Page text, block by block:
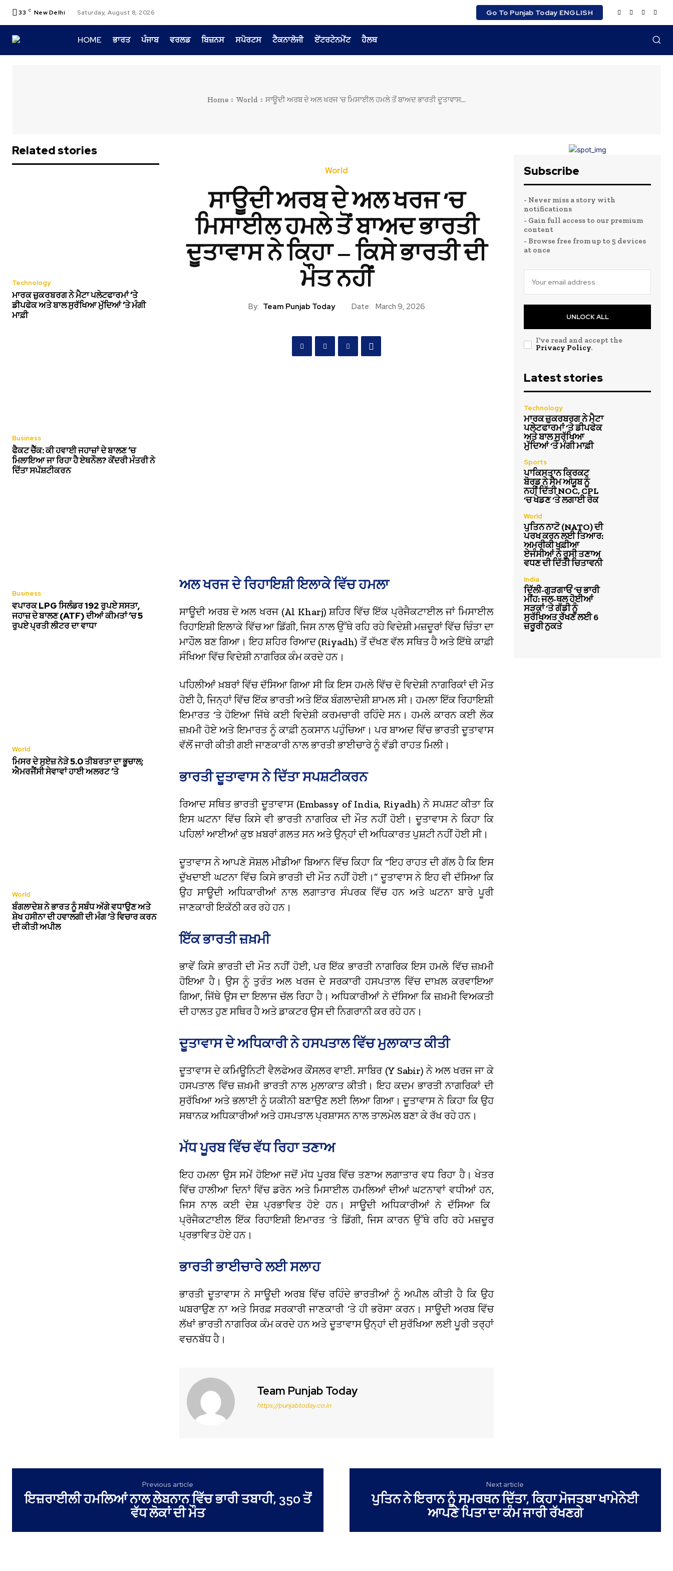
33 C New Delhi Saturday, August 8, 2026 Go To Punjab Today ENGLISH
HOME ਭਾਰਤ ਪੰਜਾਬ ਵਰਲਡ ਬਿਜ਼ਨਸ ਸਪੋਰਟਸ ਟੈਕਨਾਲੋਜੀ ਏਂਟਰਟੇਨਮੇਂਟ ਹੈਲਥ
Home World ਸਾਊਦੀ ਅਰਬ ਦੇ ਅਲ ਖਰਜ ‘ਚ ਮਿਸਾਈਲ ਹਮਲੇ ਤੋਂ ਬਾਅਦ ਭਾਰਤੀ ਦੂਤਾਵਾਸ...
Related stories
Technology
ਮਾਰਕ ਜ਼ੁਕਰਬਰਗ ਨੇ ਮੈਟਾ ਪਲੇਟਫਾਰਮਾਂ ‘ਤੇ
ਡੀਪਫੇਕ ਅਤੇ ਬਾਲ ਸੁਰੱਖਿਆ ਮੁੱਦਿਆਂ ‘ਤੇ ਮੰਗੀ
ਮਾਫ਼ੀ
Business
ਫੈਕਟ ਚੈੱਕ: ਕੀ ਹਵਾਈ ਜਹਾਜ਼ਾਂ ਦੇ ਬਾਲਣ ‘ਚ
ਮਿਲਾਇਆ ਜਾ ਰਿਹਾ ਹੈ ਏਥਨੌਲ? ਕੇਂਦਰੀ ਮੰਤਰੀ ਨੇ
ਦਿੱਤਾ ਸਪੱਸ਼ਟੀਕਰਨ
Business
ਵਪਾਰਕ LPG ਸਿਲੰਡਰ 192 ਰੁਪਏ ਸਸਤਾ,
ਜਹਾਜ਼ ਦੇ ਬਾਲਣ (ATF) ਦੀਆਂ ਕੀਮਤਾਂ ‘ਚ 5
ਰੁਪਏ ਪ੍ਰਤੀ ਲੀਟਰ ਦਾ ਵਾਧਾ
World
ਮਿਸਰ ਦੇ ਸੁਏਜ਼ ਨੇੜੇ 5.0 ਤੀਬਰਤਾ ਦਾ ਭੂਚਾਲ;
ਐਮਰਜੈਂਸੀ ਸੇਵਾਵਾਂ ਹਾਈ ਅਲਰਟ ‘ਤੇ
World
ਬੰਗਲਾਦੇਸ਼ ਨੇ ਭਾਰਤ ਨੂੰ ਸਬੰਧ ਅੱਗੇ ਵਧਾਉਣ ਅਤੇ
ਸ਼ੇਖ ਹਸੀਨਾ ਦੀ ਹਵਾਲਗੀ ਦੀ ਮੰਗ ‘ਤੇ ਵਿਚਾਰ ਕਰਨ
ਦੀ ਕੀਤੀ ਅਪੀਲ
World
ਸਾਊਦੀ ਅਰਬ ਦੇ ਅਲ ਖਰਜ ‘ਚ
ਮਿਸਾਈਲ ਹਮਲੇ ਤੋਂ ਬਾਅਦ ਭਾਰਤੀ
ਦੂਤਾਵਾਸ ਨੇ ਕਿਹਾ – ਕਿਸੇ ਭਾਰਤੀ ਦੀ
ਮੌਤ ਨਹੀਂ
By: Team Punjab Today Date: March 9, 2026
ਅਲ ਖਰਜ ਦੇ ਰਿਹਾਇਸ਼ੀ ਇਲਾਕੇ ਵਿੱਚ ਹਮਲਾ
ਸਾਊਦੀ ਅਰਬ ਦੇ ਅਲ ਖਰਜ (Al Kharj) ਸ਼ਹਿਰ ਵਿੱਚ ਇੱਕ ਪ੍ਰੋਜੈਕਟਾਈਲ ਜਾਂ ਮਿਸਾਈਲ
ਰਿਹਾਇਸ਼ੀ ਇਲਾਕੇ ਵਿੱਚ ਆ ਡਿੱਗੀ, ਜਿਸ ਨਾਲ ਉੱਥੇ ਰਹਿ ਰਹੇ ਵਿਦੇਸ਼ੀ ਮਜ਼ਦੂਰਾਂ ਵਿੱਚ ਚਿੰਤਾ ਦਾ
ਮਾਹੌਲ ਬਣ ਗਿਆ। ਇਹ ਸ਼ਹਿਰ ਰਿਆਦ (Riyadh) ਤੋਂ ਦੱਖਣ ਵੱਲ ਸਥਿਤ ਹੈ ਅਤੇ ਇੱਥੇ ਕਾਫ਼ੀ
ਸੰਖਿਆ ਵਿੱਚ ਵਿਦੇਸ਼ੀ ਨਾਗਰਿਕ ਕੰਮ ਕਰਦੇ ਹਨ।
ਪਹਿਲੀਆਂ ਖ਼ਬਰਾਂ ਵਿੱਚ ਦੱਸਿਆ ਗਿਆ ਸੀ ਕਿ ਇਸ ਹਮਲੇ ਵਿੱਚ ਦੋ ਵਿਦੇਸ਼ੀ ਨਾਗਰਿਕਾਂ ਦੀ ਮੌਤ
ਹੋਈ ਹੈ, ਜਿਨ੍ਹਾਂ ਵਿੱਚ ਇੱਕ ਭਾਰਤੀ ਅਤੇ ਇੱਕ ਬੰਗਲਾਦੇਸ਼ੀ ਸ਼ਾਮਲ ਸੀ। ਹਮਲਾ ਇੱਕ ਰਿਹਾਇਸ਼ੀ
ਇਮਾਰਤ ‘ਤੇ ਹੋਇਆ ਜਿੱਥੇ ਕਈ ਵਿਦੇਸ਼ੀ ਕਰਮਚਾਰੀ ਰਹਿੰਦੇ ਸਨ। ਹਮਲੇ ਕਾਰਨ ਕਈ ਲੋਕ
ਜ਼ਖ਼ਮੀ ਹੋਏ ਅਤੇ ਇਮਾਰਤ ਨੂੰ ਕਾਫ਼ੀ ਨੁਕਸਾਨ ਪਹੁੰਚਿਆ। ਪਰ ਬਾਅਦ ਵਿੱਚ ਭਾਰਤੀ ਦੂਤਾਵਾਸ
ਵੱਲੋਂ ਜਾਰੀ ਕੀਤੀ ਗਈ ਜਾਣਕਾਰੀ ਨਾਲ ਭਾਰਤੀ ਭਾਈਚਾਰੇ ਨੂੰ ਵੱਡੀ ਰਾਹਤ ਮਿਲੀ।
ਭਾਰਤੀ ਦੂਤਾਵਾਸ ਨੇ ਦਿੱਤਾ ਸਪਸ਼ਟੀਕਰਨ
ਰਿਆਦ ਸਥਿਤ ਭਾਰਤੀ ਦੂਤਾਵਾਸ (Embassy of India, Riyadh) ਨੇ ਸਪਸ਼ਟ ਕੀਤਾ ਕਿ
ਇਸ ਘਟਨਾ ਵਿੱਚ ਕਿਸੇ ਵੀ ਭਾਰਤੀ ਨਾਗਰਿਕ ਦੀ ਮੌਤ ਨਹੀਂ ਹੋਈ। ਦੂਤਾਵਾਸ ਨੇ ਕਿਹਾ ਕਿ
ਪਹਿਲਾਂ ਆਈਆਂ ਕੁਝ ਖ਼ਬਰਾਂ ਗਲਤ ਸਨ ਅਤੇ ਉਨ੍ਹਾਂ ਦੀ ਅਧਿਕਾਰਤ ਪੁਸ਼ਟੀ ਨਹੀਂ ਹੋਈ ਸੀ।
ਦੂਤਾਵਾਸ ਨੇ ਆਪਣੇ ਸੋਸ਼ਲ ਮੀਡੀਆ ਬਿਆਨ ਵਿੱਚ ਕਿਹਾ ਕਿ “ਇਹ ਰਾਹਤ ਦੀ ਗੱਲ ਹੈ ਕਿ ਇਸ
ਦੁੱਖਦਾਈ ਘਟਨਾ ਵਿੱਚ ਕਿਸੇ ਭਾਰਤੀ ਦੀ ਮੌਤ ਨਹੀਂ ਹੋਈ।” ਦੂਤਾਵਾਸ ਨੇ ਇਹ ਵੀ ਦੱਸਿਆ ਕਿ
ਉਹ ਸਾਊਦੀ ਅਧਿਕਾਰੀਆਂ ਨਾਲ ਲਗਾਤਾਰ ਸੰਪਰਕ ਵਿੱਚ ਹਨ ਅਤੇ ਘਟਨਾ ਬਾਰੇ ਪੂਰੀ
ਜਾਣਕਾਰੀ ਇਕੱਠੀ ਕਰ ਰਹੇ ਹਨ।
ਇੱਕ ਭਾਰਤੀ ਜ਼ਖ਼ਮੀ
ਭਾਵੇਂ ਕਿਸੇ ਭਾਰਤੀ ਦੀ ਮੌਤ ਨਹੀਂ ਹੋਈ, ਪਰ ਇੱਕ ਭਾਰਤੀ ਨਾਗਰਿਕ ਇਸ ਹਮਲੇ ਵਿੱਚ ਜ਼ਖ਼ਮੀ
ਹੋਇਆ ਹੈ। ਉਸ ਨੂੰ ਤੁਰੰਤ ਅਲ ਖਰਜ ਦੇ ਸਰਕਾਰੀ ਹਸਪਤਾਲ ਵਿੱਚ ਦਾਖ਼ਲ ਕਰਵਾਇਆ
ਗਿਆ, ਜਿੱਥੇ ਉਸ ਦਾ ਇਲਾਜ ਚੱਲ ਰਿਹਾ ਹੈ। ਅਧਿਕਾਰੀਆਂ ਨੇ ਦੱਸਿਆ ਕਿ ਜ਼ਖ਼ਮੀ ਵਿਅਕਤੀ
ਦੀ ਹਾਲਤ ਹੁਣ ਸਥਿਰ ਹੈ ਅਤੇ ਡਾਕਟਰ ਉਸ ਦੀ ਨਿਗਰਾਨੀ ਕਰ ਰਹੇ ਹਨ।
ਦੂਤਾਵਾਸ ਦੇ ਅਧਿਕਾਰੀ ਨੇ ਹਸਪਤਾਲ ਵਿੱਚ ਮੁਲਾਕਾਤ ਕੀਤੀ
ਦੂਤਾਵਾਸ ਦੇ ਕਮਿਊਨਿਟੀ ਵੈਲਫੇਅਰ ਕੌਂਸਲਰ ਵਾਈ. ਸਾਬਿਰ (Y Sabir) ਨੇ ਅਲ ਖਰਜ ਜਾ ਕੇ
ਹਸਪਤਾਲ ਵਿੱਚ ਜ਼ਖ਼ਮੀ ਭਾਰਤੀ ਨਾਲ ਮੁਲਾਕਾਤ ਕੀਤੀ। ਇਹ ਕਦਮ ਭਾਰਤੀ ਨਾਗਰਿਕਾਂ ਦੀ
ਸੁਰੱਖਿਆ ਅਤੇ ਭਲਾਈ ਨੂੰ ਯਕੀਨੀ ਬਣਾਉਣ ਲਈ ਲਿਆ ਗਿਆ। ਦੂਤਾਵਾਸ ਨੇ ਕਿਹਾ ਕਿ ਉਹ
ਸਥਾਨਕ ਅਧਿਕਾਰੀਆਂ ਅਤੇ ਹਸਪਤਾਲ ਪ੍ਰਸ਼ਾਸਨ ਨਾਲ ਤਾਲਮੇਲ ਬਣਾ ਕੇ ਰੱਖ ਰਹੇ ਹਨ।
ਮੱਧ ਪੂਰਬ ਵਿੱਚ ਵੱਧ ਰਿਹਾ ਤਣਾਅ
ਇਹ ਹਮਲਾ ਉਸ ਸਮੇਂ ਹੋਇਆ ਜਦੋਂ ਮੱਧ ਪੂਰਬ ਵਿੱਚ ਤਣਾਅ ਲਗਾਤਾਰ ਵਧ ਰਿਹਾ ਹੈ। ਖੇਤਰ
ਵਿੱਚ ਹਾਲੀਆ ਦਿਨਾਂ ਵਿੱਚ ਡਰੋਨ ਅਤੇ ਮਿਸਾਈਲ ਹਮਲਿਆਂ ਦੀਆਂ ਘਟਨਾਵਾਂ ਵਧੀਆਂ ਹਨ,
ਜਿਸ ਨਾਲ ਕਈ ਦੇਸ਼ ਪ੍ਰਭਾਵਿਤ ਹੋਏ ਹਨ। ਸਾਊਦੀ ਅਧਿਕਾਰੀਆਂ ਨੇ ਦੱਸਿਆ ਕਿ
ਪ੍ਰੋਜੈਕਟਾਈਲ ਇੱਕ ਰਿਹਾਇਸ਼ੀ ਇਮਾਰਤ ‘ਤੇ ਡਿੱਗੀ, ਜਿਸ ਕਾਰਨ ਉੱਥੇ ਰਹਿ ਰਹੇ ਮਜ਼ਦੂਰ
ਪ੍ਰਭਾਵਿਤ ਹੋਏ ਹਨ।
ਭਾਰਤੀ ਭਾਈਚਾਰੇ ਲਈ ਸਲਾਹ
ਭਾਰਤੀ ਦੂਤਾਵਾਸ ਨੇ ਸਾਊਦੀ ਅਰਬ ਵਿੱਚ ਰਹਿੰਦੇ ਭਾਰਤੀਆਂ ਨੂੰ ਅਪੀਲ ਕੀਤੀ ਹੈ ਕਿ ਉਹ
ਘਬਰਾਉਣ ਨਾ ਅਤੇ ਸਿਰਫ਼ ਸਰਕਾਰੀ ਜਾਣਕਾਰੀ ‘ਤੇ ਹੀ ਭਰੋਸਾ ਕਰਨ। ਸਾਊਦੀ ਅਰਬ ਵਿੱਚ
ਲੱਖਾਂ ਭਾਰਤੀ ਨਾਗਰਿਕ ਕੰਮ ਕਰਦੇ ਹਨ ਅਤੇ ਦੂਤਾਵਾਸ ਉਨ੍ਹਾਂ ਦੀ ਸੁਰੱਖਿਆ ਲਈ ਪੂਰੀ ਤਰ੍ਹਾਂ
ਵਚਨਬੱਧ ਹੈ।
Team Punjab Today
https://punjabtoday.co.in
Subscribe
- Never miss a story with
notifications
- Gain full access to our premium
content
- Browse free from up to 5 devices
at once
UNLOCK ALL
I've read and accept the
Privacy Policy.
Latest stories
Technology
ਮਾਰਕ ਜ਼ੁਕਰਬਰਗ ਨੇ ਮੈਟਾ
ਪਲੇਟਫਾਰਮਾਂ ‘ਤੇ ਡੀਪਫੇਕ
ਅਤੇ ਬਾਲ ਸੁਰੱਖਿਆ
ਮੁੱਦਿਆਂ ‘ਤੇ ਮੰਗੀ ਮਾਫ਼ੀ
Sports
ਪਾਕਿਸਤਾਨ ਕ੍ਰਿਕਟ
ਬੋਰਡ ਨੇ ਸੈਮ ਅਯੂਬ ਨੂੰ
ਨਹੀਂ ਦਿੱਤੀ NOC, CPL
‘ਚ ਖੇਡਣ ‘ਤੇ ਲਗਾਈ ਰੋਕ
World
ਪੁਤਿਨ ਨਾਟੋ (NATO) ਦੀ
ਪਰਖ ਕਰਨ ਲਈ ਤਿਆਰ:
ਅਮਰੀਕੀ ਖੁਫ਼ੀਆ
ਏਜੰਸੀਆਂ ਨੇ ਰੂਸੀ ਤਣਾਅ
ਵਧਣ ਦੀ ਦਿੱਤੀ ਚਿਤਾਵਨੀ
India
ਦਿੱਲੀ-ਗੁੜਗਾਓਂ ‘ਚ ਭਾਰੀ
ਮੀਂਹ: ਜਲ-ਥਲ ਹੋਈਆਂ
ਸੜਕਾਂ ‘ਤੇ ਗੱਡੀ ਨੂੰ
ਸੁਰੱਖਿਅਤ ਰੱਖਣ ਲਈ 6
ਜ਼ਰੂਰੀ ਨੁਕਤੇ
Previous article
ਇਜ਼ਰਾਈਲੀ ਹਮਲਿਆਂ ਨਾਲ ਲੇਬਨਾਨ ਵਿੱਚ ਭਾਰੀ ਤਬਾਹੀ, 350 ਤੋਂ
ਵੱਧ ਲੋਕਾਂ ਦੀ ਮੌਤ
Next article
ਪੁਤਿਨ ਨੇ ਇਰਾਨ ਨੂੰ ਸਮਰਥਨ ਦਿੱਤਾ, ਕਿਹਾ ਮੋਜਤਬਾ ਖਾਮੇਨੇਈ
ਆਪਣੇ ਪਿਤਾ ਦਾ ਕੰਮ ਜਾਰੀ ਰੱਖਣਗੇ